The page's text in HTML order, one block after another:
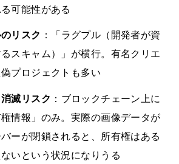
可能性がある
リスク ：「ラグプル（開発者が資
スキャム）」が横行。有名クリエ
プロジェクトも多い
滅リスク ：ブロックチェーン上に
情報」のみ。実際の画像データが
ーが閉鎖されると、所有権はある
いという状況になりうる